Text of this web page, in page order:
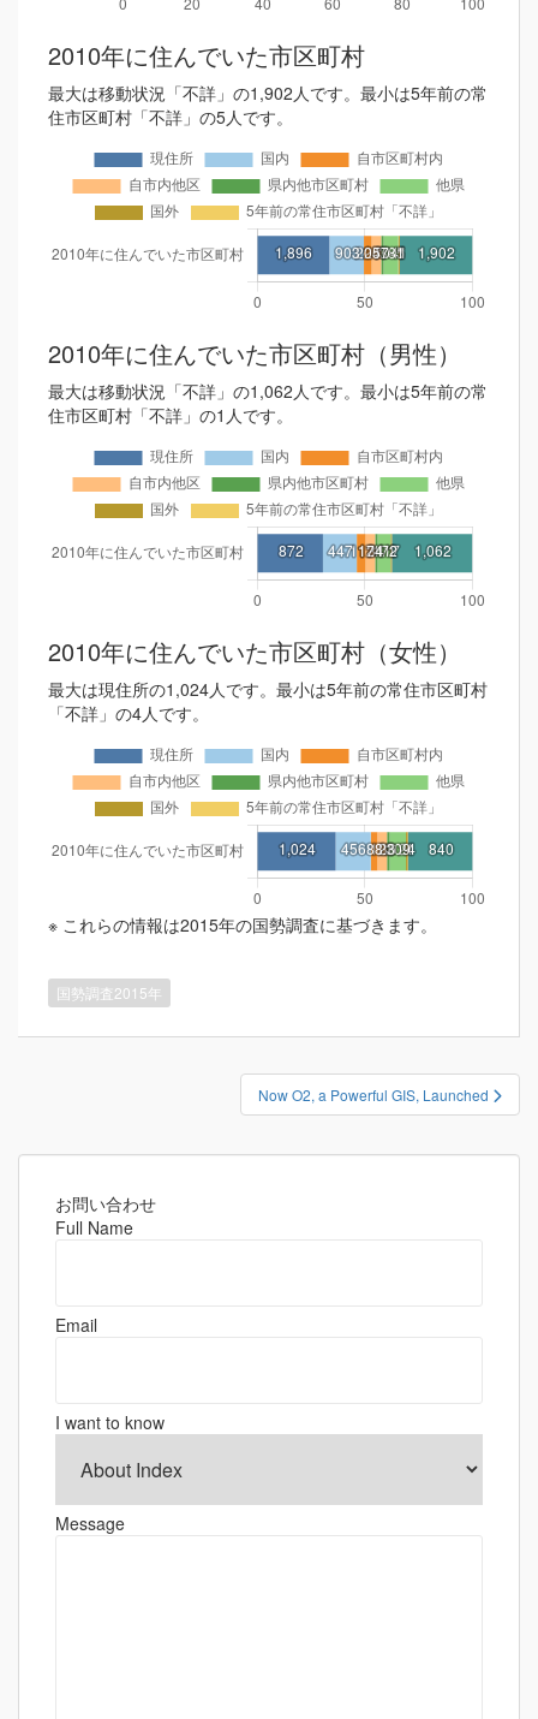
2010年に住んでいた市区町村
最大は移動状況「不詳」の1,902人です。最小は5年前の常
住市区町村「不詳」の5人です。
2010年に住んでいた市区町村（男性）
最大は移動状況「不詳」の1,062人です。最小は5年前の常
住市区町村「不詳」の1人です。
2010年に住んでいた市区町村（女性）
最大は現住所の1,024人です。最小は5年前の常住市区町村
「不詳」の4人です。
※ これらの情報は2015年の国勢調査に基づきます。
国勢調査2015年
ナ
Now O2, a Powerful GIS, Launched
お問い合わせ
Full Name
Email
I want to know
Message